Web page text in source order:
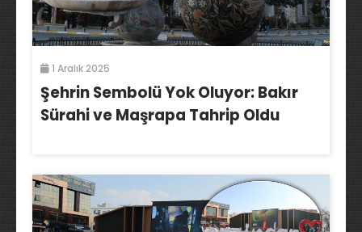
1 Aralık 2025
Şehrin Sembolü Yok Oluyor: Bakır
Sürahi ve Maşrapa Tahrip Oldu